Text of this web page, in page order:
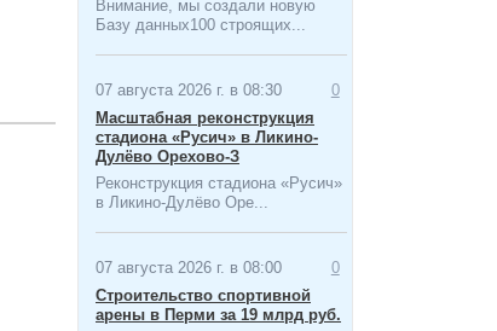
Внимание, мы создали новую
Базу данных100 строящих...
07 августа 2026 г. в 08:30
0
Масштабная ​реконструкция
стадиона «Русич» в Ликино-
Дулёво Орехово-З
Реконструкция стадиона «Русич»
в Ликино-Дулёво Оре...
07 августа 2026 г. в 08:00
0
Строительство спортивной
арены в Перми за 19 млрд руб.